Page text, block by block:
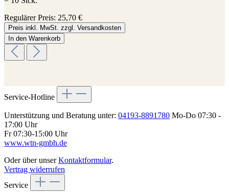
Regulärer Preis: 25,70 €
Preis inkl. MwSt. zzgl. Versandkosten
In den Warenkorb
Service-Hotline
Unterstützung und Beratung unter: 04193-8891780 Mo-Do 07:30 -
17:00 Uhr
Fr 07:30-15:00 Uhr
www.wtn-gmbh.de
Oder über unserKontaktformular.
Vertrag widerrufen
Service